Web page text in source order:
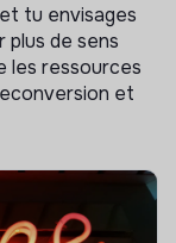
tu envisages
de sens
les ressources
et